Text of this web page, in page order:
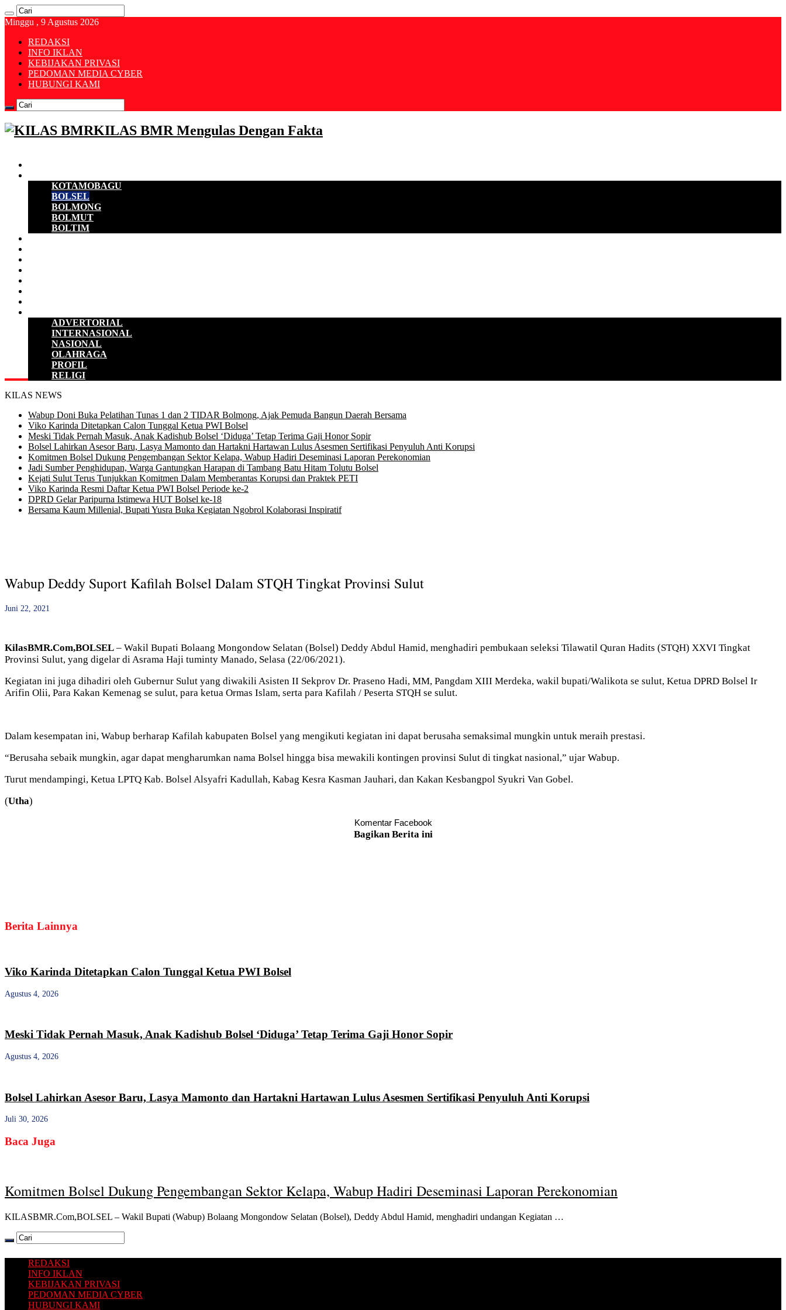
Minggu , 9 Agustus 2026
REDAKSI
INFO IKLAN
KEBIJAKAN PRIVASI
PEDOMAN MEDIA CYBER
HUBUNGI KAMI
KILAS BMR Mengulas Dengan Fakta
KOTAMOBAGU
BOLSEL
BOLMONG
BOLMUT
BOLTIM
ADVERTORIAL
INTERNASIONAL
NASIONAL
OLAHRAGA
PROFIL
RELIGI
KILAS NEWS
Wabup Doni Buka Pelatihan Tunas 1 dan 2 TIDAR Bolmong, Ajak Pemuda Bangun Daerah Bersama
Viko Karinda Ditetapkan Calon Tunggal Ketua PWI Bolsel
Meski Tidak Pernah Masuk, Anak Kadishub Bolsel ‘Diduga’ Tetap Terima Gaji Honor Sopir
Bolsel Lahirkan Asesor Baru, Lasya Mamonto dan Hartakni Hartawan Lulus Asesmen Sertifikasi Penyuluh Anti Korupsi
Komitmen Bolsel Dukung Pengembangan Sektor Kelapa, Wabup Hadiri Deseminasi Laporan Perekonomian
Jadi Sumber Penghidupan, Warga Gantungkan Harapan di Tambang Batu Hitam Tolutu Bolsel
Kejati Sulut Terus Tunjukkan Komitmen Dalam Memberantas Korupsi dan Praktek PETI
Viko Karinda Resmi Daftar Ketua PWI Bolsel Periode ke-2
DPRD Gelar Paripurna Istimewa HUT Bolsel ke-18
Bersama Kaum Millenial, Bupati Yusra Buka Kegiatan Ngobrol Kolaborasi Inspiratif
Wabup Deddy Suport Kafilah Bolsel Dalam STQH Tingkat Provinsi Sulut
Juni 22, 2021
KilasBMR.Com,BOLSEL – Wakil Bupati Bolaang Mongondow Selatan (Bolsel) Deddy Abdul Hamid, menghadiri pembukaan seleksi Tilawatil Quran Hadits (STQH) XXVI Tingkat
Provinsi Sulut, yang digelar di Asrama Haji tuminty Manado, Selasa (22/06/2021).
Kegiatan ini juga dihadiri oleh Gubernur Sulut yang diwakili Asisten II Sekprov Dr. Praseno Hadi, MM, Pangdam XIII Merdeka, wakil bupati/Walikota se sulut, Ketua DPRD Bolsel Ir
Arifin Olii, Para Kakan Kemenag se sulut, para ketua Ormas Islam, serta para Kafilah / Peserta STQH se sulut.
Dalam kesempatan ini, Wabup berharap Kafilah kabupaten Bolsel yang mengikuti kegiatan ini dapat berusaha semaksimal mungkin untuk meraih prestasi.
“Berusaha sebaik mungkin, agar dapat mengharumkan nama Bolsel hingga bisa mewakili kontingen provinsi Sulut di tingkat nasional,” ujar Wabup.
Turut mendampingi, Ketua LPTQ Kab. Bolsel Alsyafri Kadullah, Kabag Kesra Kasman Jauhari, dan Kakan Kesbangpol Syukri Van Gobel.
(Utha)
Komentar Facebook
Bagikan Berita ini
Berita Lainnya
Viko Karinda Ditetapkan Calon Tunggal Ketua PWI Bolsel
Agustus 4, 2026
Meski Tidak Pernah Masuk, Anak Kadishub Bolsel ‘Diduga’ Tetap Terima Gaji Honor Sopir
Agustus 4, 2026
Bolsel Lahirkan Asesor Baru, Lasya Mamonto dan Hartakni Hartawan Lulus Asesmen Sertifikasi Penyuluh Anti Korupsi
Juli 30, 2026
Baca Juga
Komitmen Bolsel Dukung Pengembangan Sektor Kelapa, Wabup Hadiri Deseminasi Laporan Perekonomian
KILASBMR.Com,BOLSEL – Wakil Bupati (Wabup) Bolaang Mongondow Selatan (Bolsel), Deddy Abdul Hamid, menghadiri undangan Kegiatan …
REDAKSI
INFO IKLAN
KEBIJAKAN PRIVASI
PEDOMAN MEDIA CYBER
HUBUNGI KAMI